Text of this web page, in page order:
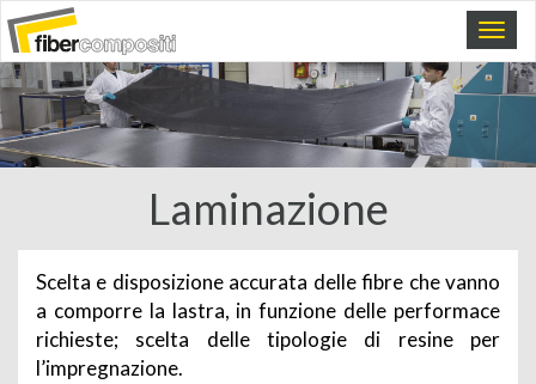
Laminazione
Scelta e disposizione accurata delle fibre che vanno
a comporre la lastra, in funzione delle performace
richieste; scelta delle tipologie di resine per
l’impregnazione.